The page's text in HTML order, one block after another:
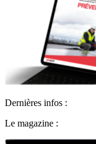
Dernières infos :
Le magazine :